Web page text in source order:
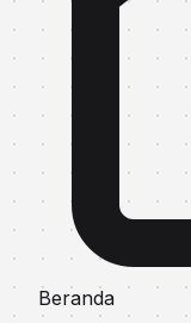
Beranda